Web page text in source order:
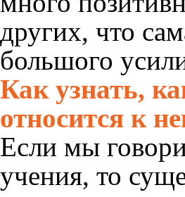
других, что
большого
Как узнать,
относится к
Если мы
учения, то